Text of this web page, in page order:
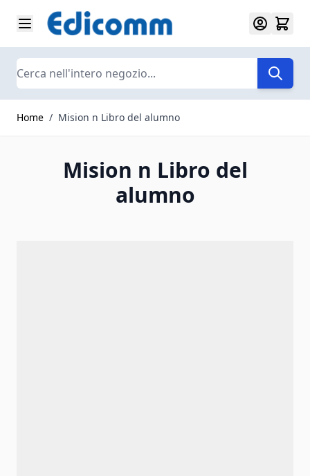
Salta al contenuto
Search
Home / Mision n Libro del alumno
Mision n Libro del
alumno